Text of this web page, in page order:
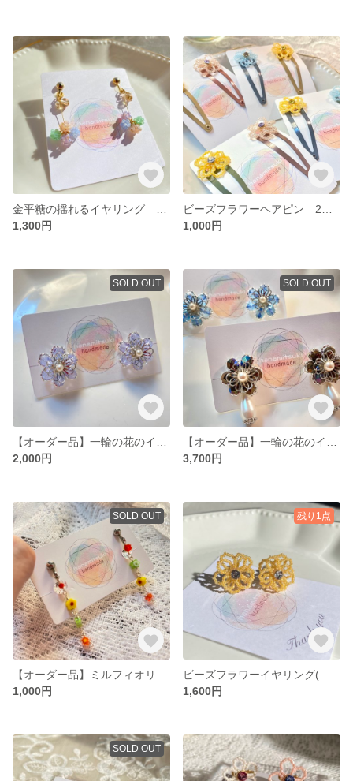
1,300円
1,000円
SOLD OUT
2,000円
SOLD OUT
3,700円
SOLD OUT
1,000円
残り1点
1,600円
SOLD OUT